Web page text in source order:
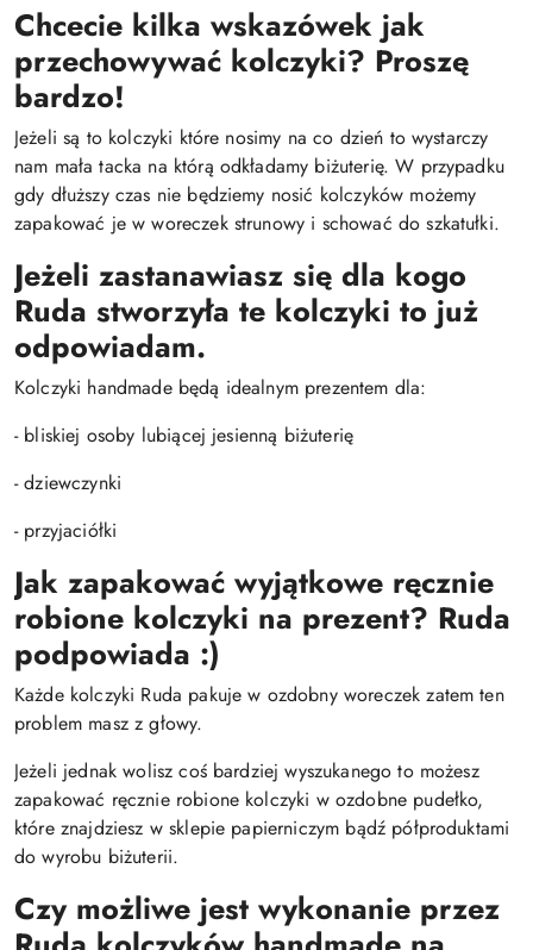
Chcecie kilka wskazówek jak
przechowywać kolczyki? Proszę
bardzo!
Jeżeli są to kolczyki które nosimy na co dzień to wystarczy
nam mała tacka na którą odkładamy biżuterię. W przypadku
gdy dłuższy czas nie będziemy nosić kolczyków możemy
zapakować je w woreczek strunowy i schować do szkatułki.
Jeżeli zastanawiasz się dla kogo
Ruda stworzyła te kolczyki to już
odpowiadam.
Kolczyki handmade będą idealnym prezentem dla:
- bliskiej osoby lubiącej jesienną biżuterię
- dziewczynki
- przyjaciółki
Jak zapakować wyjątkowe ręcznie
robione kolczyki na prezent? Ruda
podpowiada :)
Każde kolczyki Ruda pakuje w ozdobny woreczek zatem ten
problem masz z głowy.
Jeżeli jednak wolisz coś bardziej wyszukanego to możesz
zapakować ręcznie robione kolczyki w ozdobne pudełko,
które znajdziesz w sklepie papierniczym bądź półproduktami
do wyrobu biżuterii.
Czy możliwe jest wykonanie przez